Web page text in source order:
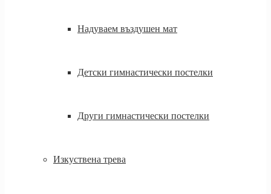
Надуваем въздушен мат
Детски гимнастически постелки
Други гимнастически постелки
Изкуствена трева